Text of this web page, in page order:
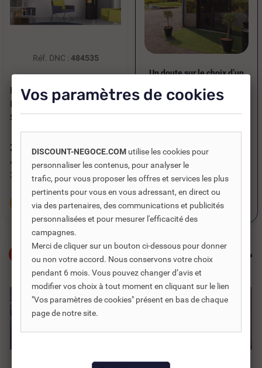
Réf. DNC : 484535
POÊLE À BOIS 8 KW
EDILKAMIN TALLY 8 UP
S...
3 486,00 € TTC
4 980,00 €
2 905,00 €HT
Ajouter au panier
Un doute sur le choix d’un
produit ou votre installation
?
Échangez avec un expert
et trouvez la solution
rendez-vous.
Je prends rendez-vous
Vos paramètres de cookies
DISCOUNT-NEGOCE.COM utilise les cookies pour
personnaliser les contenus, pour analyser le
trafic, pour vous proposer les offres et services les plus
pertinents pour vous en vous adressant, en direct ou
via des partenaires, des communications et publicités
personnalisées et pour mesurer l'efficacité des
campagnes.
Merci de cliquer sur un bouton ci-dessous pour donner
ou non votre accord. Nous conservons votre choix
pendant 6 mois. Vous pouvez changer d’avis et
modifier vos choix à tout moment en cliquant sur le lien
"Vos paramètres de cookies" présent en bas de chaque
page de notre site.